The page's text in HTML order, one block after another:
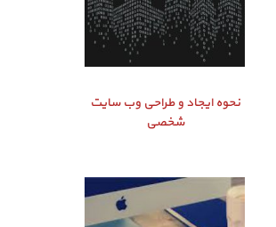
نحوه ایجاد و طراحی وب سایت
شخصی